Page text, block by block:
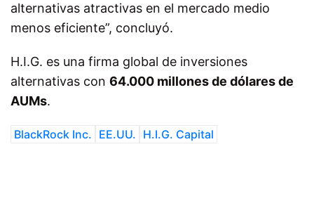
alternativas atractivas en el mercado medio
menos eficiente”, concluyó.
H.I.G. es una firma global de inversiones
alternativas con 64.000 millones de dólares de
AUMs.
BlackRock Inc. EE.UU. H.I.G. Capital